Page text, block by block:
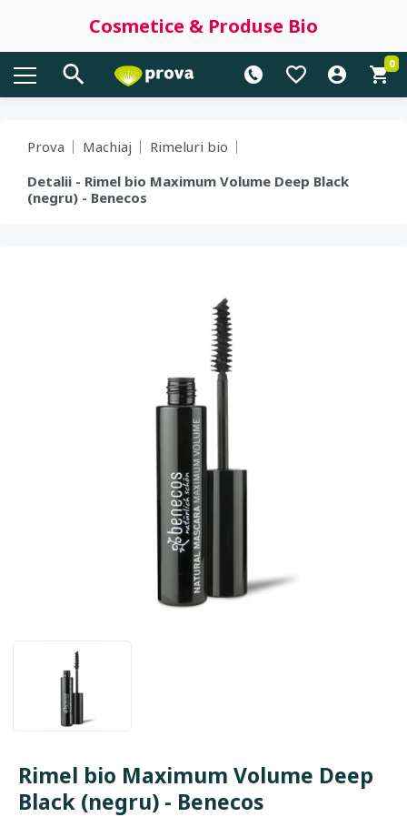
Cosmetice & Produse Bio
0
Prova Machiaj
Rimeluri bio
Detalii - Rimel bio Maximum Volume Deep Black
(negru) - Benecos
Rimel bio Maximum Volume Deep
Black (negru) - Benecos